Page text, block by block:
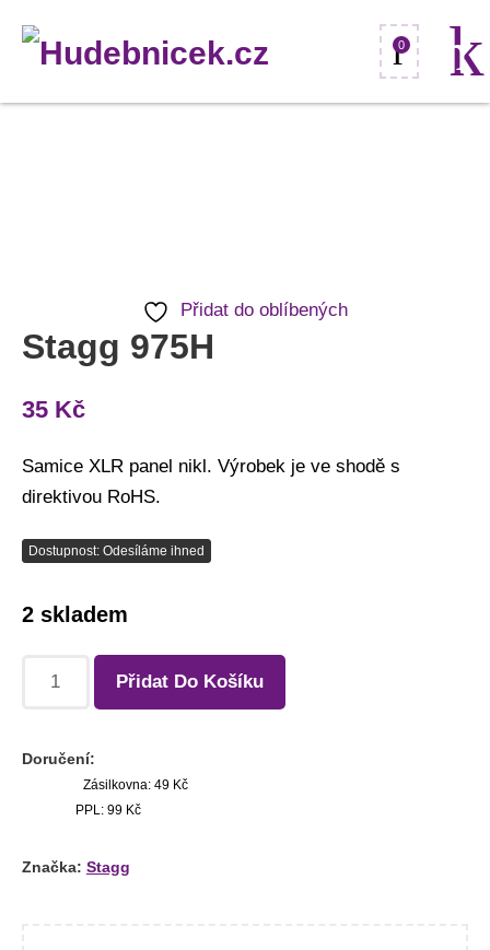
0
Přidat do oblíbených
Stagg 975H
35 Kč
Samice XLR panel nikl. Výrobek je ve shodě s
direktivou RoHS.
Dostupnost: Odesíláme ihned
2 skladem
Přidat Do Košíku
Doručení:
Zásilkovna: 49 Kč
PPL: 99 Kč
Značka: Stagg